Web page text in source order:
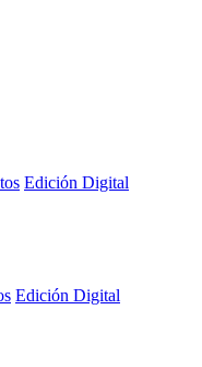
Edición Digital
Edición Digital